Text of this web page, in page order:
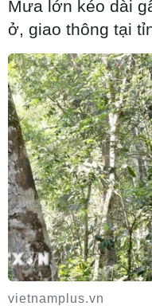
06/08/2026 04:23
Alphabet cải tổ
cuộc đua AGI
06/08/2026 04:22
Doanh nghiệp
triển vọng hợp
nghiệp với Việt
Mưa lớn kéo dài
ở, giao thông tại
vietnamplus.vn